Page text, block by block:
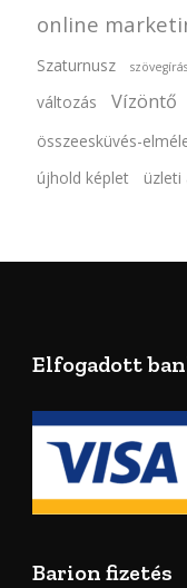
online
Szaturnusz szövegírás
változás
Vízöntő
összeesküvés-
újhold képlet üzleti
Elfogadott
Barion fizetés